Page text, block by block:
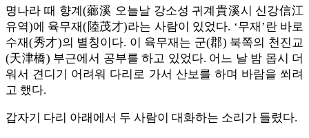
명나라 때 향계(薌溪 오늘날 강소성 귀계貴溪시 신강信江
유역)에 육무재(陸茂才)라는 사람이 있었다. ‘무재’란 바로
수재(秀才)의 별칭이다. 이 육무재는 군(郡) 북쪽의 천진교
(天津橋) 부근에서 공부를 하고 있었다. 어느 날 밤 몹시 더
워서 견디기 어려워 다리로 가서 산보를 하며 바람을 쐬려
고 했다.
갑자기 다리 아래에서 두 사람이 대화하는 소리가 들렸다.